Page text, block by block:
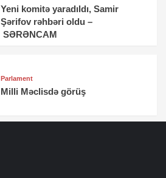
Yeni komitə yaradıldı, Samir
Şərifov rəhbəri oldu –
SƏRƏNCAM
Parlament
Milli Məclisdə görüş